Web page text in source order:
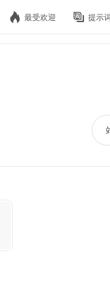
最受欢迎 提示